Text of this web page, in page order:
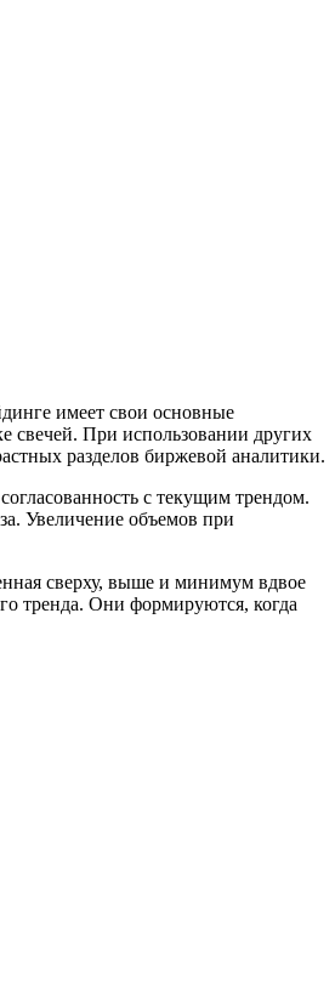
имеет свои основные
свечей. При использовании других
разделов биржевой аналитики.
с текущим трендом.
Увеличение объемов при
сверху, выше и минимум вдвое
тренда. Они формируются, когда